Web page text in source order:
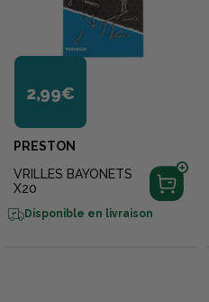
2,99€
PRESTON
VRILLES BAYONETS
X20
Disponible en livraison